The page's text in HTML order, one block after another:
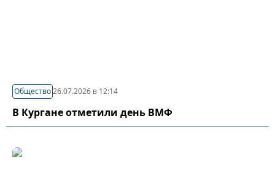
Общество26.07.2026 в 12:14
В Кургане отметили день ВМФ